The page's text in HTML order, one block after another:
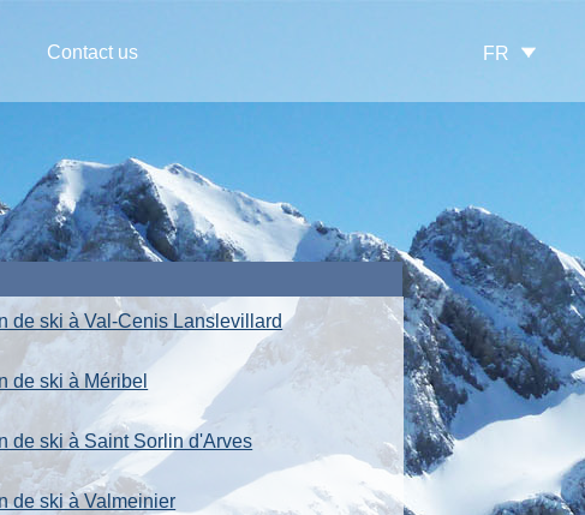
Contact us FR
de ski à Val-Cenis Lanslevillard
de ski à Méribel
de ski à Saint Sorlin d'Arves
de ski à Valmeinier